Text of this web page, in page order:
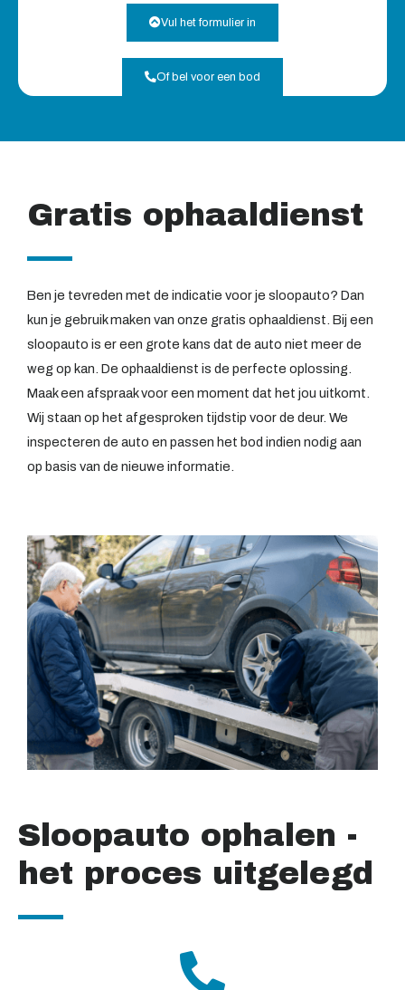
Vul het formulier in
Of bel voor een bod
Gratis ophaaldienst
Ben je tevreden met de indicatie voor je sloopauto? Dan
kun je gebruik maken van onze gratis ophaaldienst. Bij een
sloopauto is er een grote kans dat de auto niet meer de
weg op kan. De ophaaldienst is de perfecte oplossing.
Maak een afspraak voor een moment dat het jou uitkomt.
Wij staan op het afgesproken tijdstip voor de deur. We
inspecteren de auto en passen het bod indien nodig aan
op basis van de nieuwe informatie.
Sloopauto ophalen -
het proces uitgelegd